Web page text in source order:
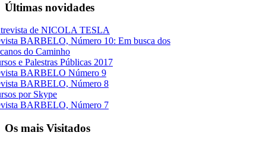
Últimas novidades
de NICOLA TESLA
BARBELO, Número 10: Em busca dos
do Caminho
e Palestras Públicas 2017
BARBELO Número 9
BARBELO, Número 8
por Skype
BARBELO, Número 7
Os mais Visitados